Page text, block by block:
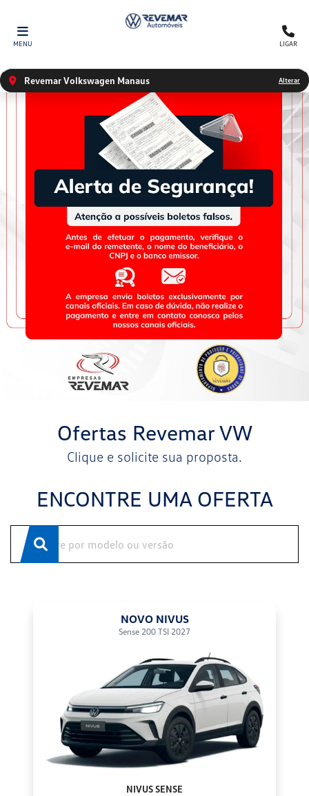
MENU LIGAR
Revemar Volkswagen Manaus Alterar
Ofertas Revemar VW
Clique e solicite sua proposta.
ENCONTRE UMA OFERTA
NOVO NIVUS
Sense 200 TSI 2027
NIVUS SENSE